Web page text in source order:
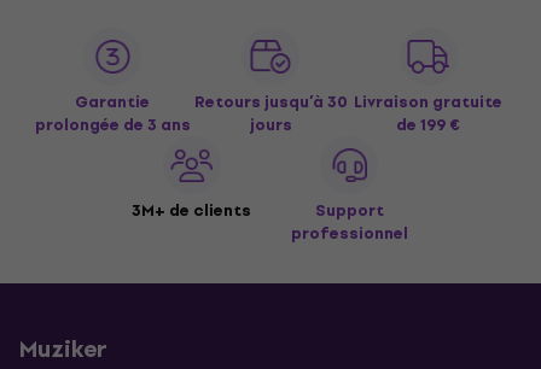
Garantie
prolongée de 3 ans
Retours jusqu’à 30
jours
Livraison gratuite
de 199 €
3M+ de clients
Support
professionnel
Muziker